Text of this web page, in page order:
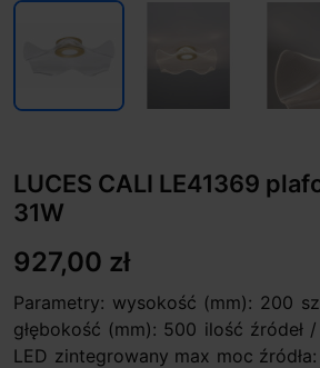
LUCES CALI LE41369
31W
927,00 zł
Parametry: wysokość (mm): 200
głębokość (mm): 500 ilość źródeł
LED zintegrowany max moc